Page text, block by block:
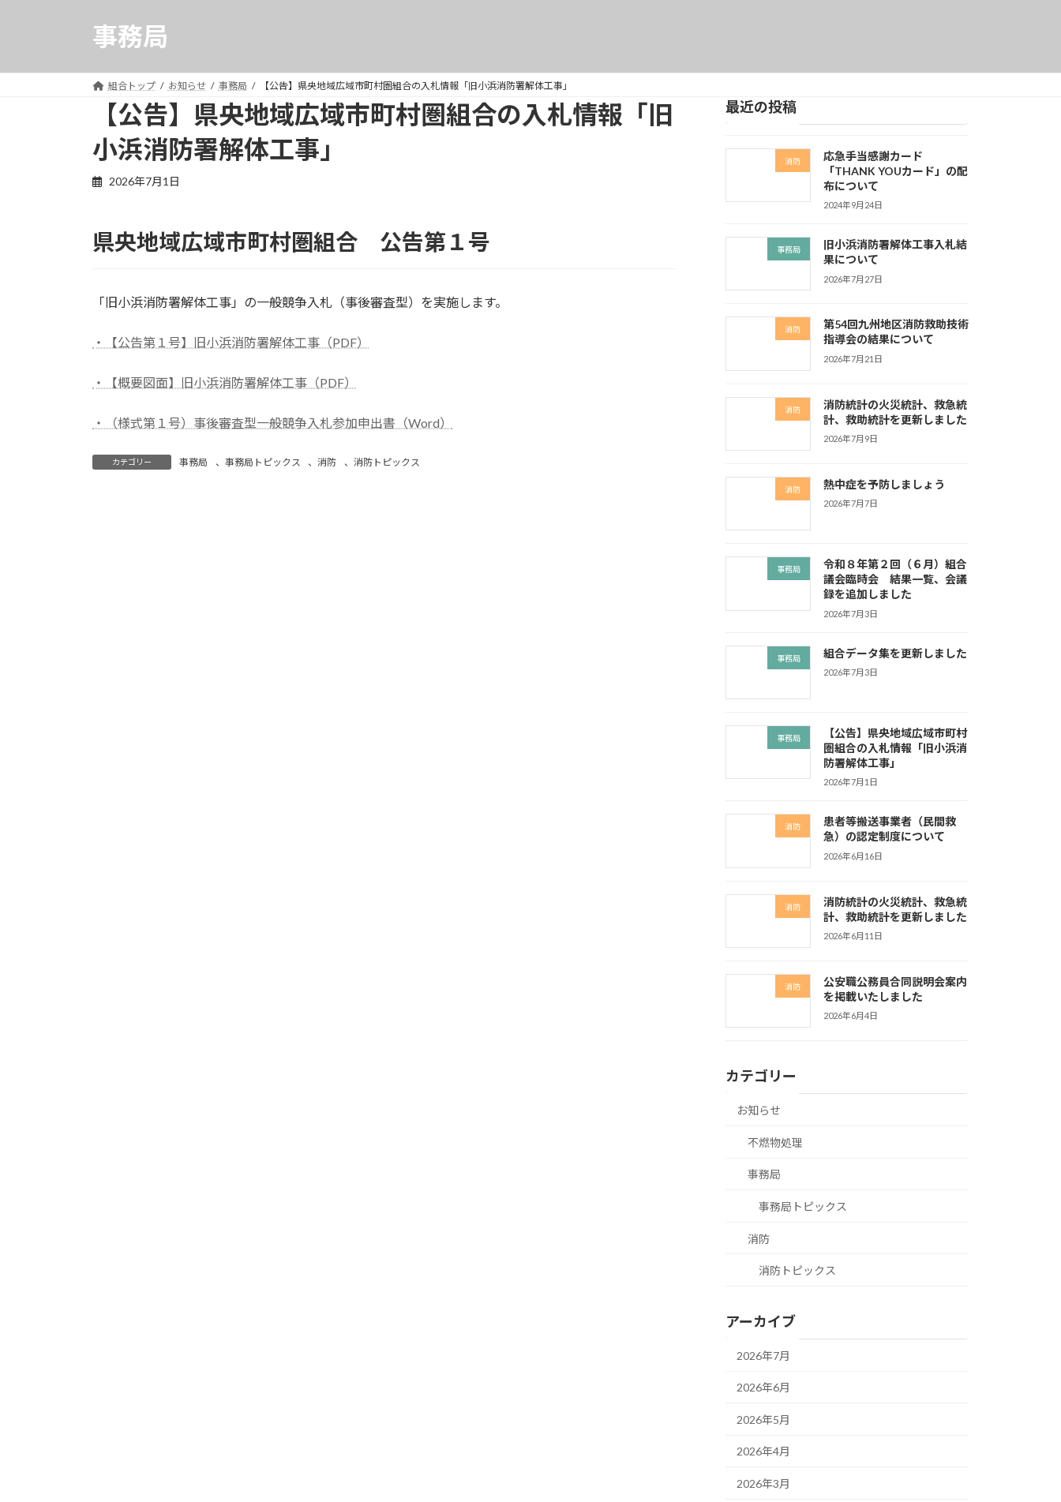
事務局
組合トップ お知らせ 事務局 【公告】県央地域広域市町村圏組合の入札情報「旧小浜消防署解体工事」
【公告】県央地域広域市町村圏組合の入札情報「旧
小浜消防署解体工事」
2026年7月1日
県央地域広域市町村圏組合 公告第１号
「旧小浜消防署解体工事」の一般競争入札（事後審査型）を実施します。
・【公告第１号】旧小浜消防署解体工事（PDF）
・【概要図面】旧小浜消防署解体工事（PDF）
・（様式第１号）事後審査型一般競争入札参加申出書（Word）
カテゴリー 事務局 、 事務局トピックス 、消防 、 消防トピックス
最近の投稿
消防
応急手当感謝カード
「THANK YOUカード」の配
布について
2024年9月24日
事務局
旧小浜消防署解体工事入札結
果について
2026年7月27日
消防
第54回九州地区消防救助技術
指導会の結果について
2026年7月21日
消防
消防統計の火災統計、救急統
計、救助統計を更新しました
2026年7月9日
消防 熱中症を予防しましょう
2026年7月7日
事務局
令和８年第２回（６月）組合
議会臨時会 結果一覧、会議
録を追加しました
2026年7月3日
事務局 組合データ集を更新しました
2026年7月3日
事務局
【公告】県央地域広域市町村
圏組合の入札情報「旧小浜消
防署解体工事」
2026年7月1日
消防
患者等搬送事業者（民間救
急）の認定制度について
2026年6月16日
消防
消防統計の火災統計、救急統
計、救助統計を更新しました
2026年6月11日
消防
公安職公務員合同説明会案内
を掲載いたしました
2026年6月4日
カテゴリー
お知らせ
不燃物処理
事務局
事務局トピックス
消防
消防トピックス
アーカイブ
2026年7月
2026年6月
2026年5月
2026年4月
2026年3月